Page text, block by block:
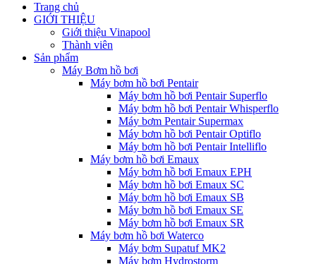
Trang chủ
GIỚI THIỆU
Giới thiệu Vinapool
Thành viên
Sản phẩm
Máy Bơm hồ bơi
Máy bơm hồ bơi Pentair
Máy bơm hồ bơi Pentair Superflo
Máy bơm hồ bơi Pentair Whisperflo
Máy bơm Pentair Supermax
Máy bơm hồ bơi Pentair Optiflo
Máy bơm hồ bơi Pentair Intelliflo
Máy bơm hồ bơi Emaux
Máy bơm hồ bơi Emaux EPH
Máy bơm hồ bơi Emaux SC
Máy bơm hồ bơi Emaux SB
Máy bơm hồ bơi Emaux SE
Máy bơm hồ bơi Emaux SR
Máy bơm hồ bơi Waterco
Máy bơm Supatuf MK2
Máy bơm Hydrostorm